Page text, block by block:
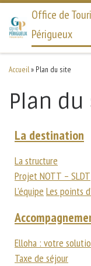
Office de
Périgueux
Accueil » Plan du site
Plan du
La destination
La structure
Projet NOTT – SLDT
L’équipe Les points
Elloha : votre
Taxe de séjour